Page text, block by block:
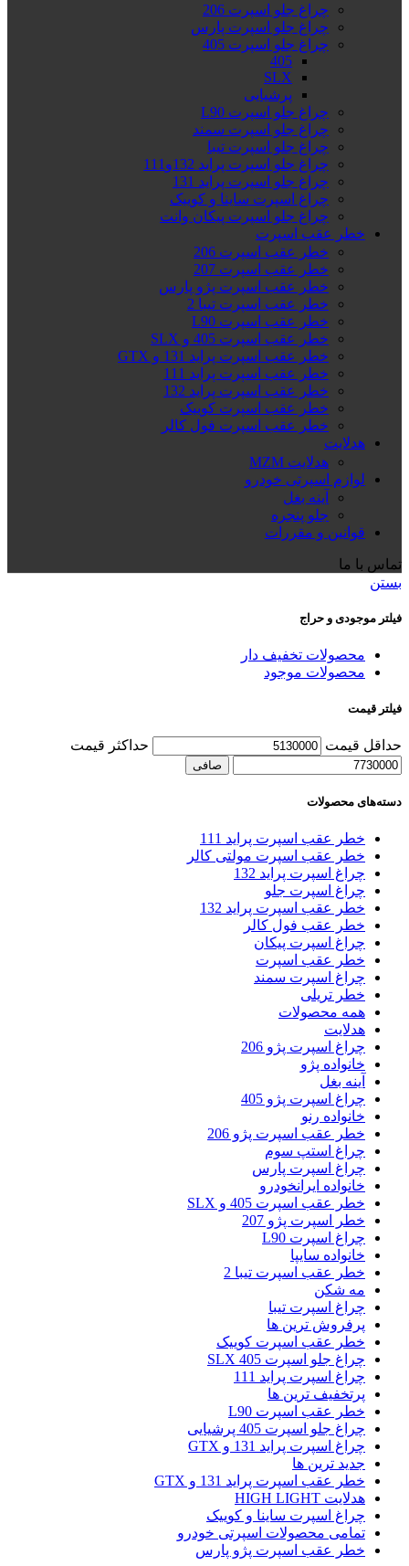
چراغ جلو اسپرت 206
چراغ جلو اسپرت پارس
چراغ جلو اسپرت 405
405
SLX
پرشیایی
چراغ جلو اسپرت L90
چراغ جلو اسپرت سمند
چراغ جلو اسپرت تیبا
چراغ جلو اسپرت پراید 132و111
چراغ جلو اسپرت پراید 131
چراغ اسپرت ساینا و کوییک
چراغ جلو اسپرت پیکان وانت
خطر عقب اسپرت
خطر عقب اسپرت 206
خطر عقب اسپرت 207
خطر عقب اسپرت پژو پارس
خطر عقب اسپرت تیبا 2
خطر عقب اسپرت L90
خطر عقب اسپرت 405 و SLX
خطر عقب اسپرت پراید 131 و GTX
خطر عقب اسپرت پراید 111
خطر عقب اسپرت پراید 132
خطر عقب اسپرت کوییک
خطر عقب اسپرت فول کالر
هدلایت
هدلایت MZM
لوازم اسپرتی خودرو
آینه بغل
جلو پنجره
قوانین و مقررات
تماس با ما
بستن
فیلتر موجودی و حراج
محصولات تخفیف دار
محصولات موجود
فیلتر قیمت
حداقل قیمت حداكثر قيمت
صافی
دسته‌های محصولات
خطر عقب اسپرت پراید 111
خطر عقب اسپرت مولتی کالر
چراغ اسپرت پراید 132
چراغ اسپرت جلو
خطر عقب اسپرت پراید 132
خطر عقب فول کالر
چراغ اسپرت پیکان
خطر عقب اسپرت
چراغ اسپرت سمند
خطر تریلی
همه محصولات
هدلایت
چراغ اسپرت پژو 206
خانواده پژو
آینه بغل
چراغ اسپرت پژو 405
خانواده رنو
خطر عقب اسپرت پژو 206
چراغ استپ سوم
چراغ اسپرت پارس
خانواده ایرانخودرو
خطر عقب اسپرت 405 و SLX
خطر اسپرت پژو 207
چراغ اسپرت L90
خانواده سایپا
خطر عقب اسپرت تیبا 2
مه شکن
چراغ اسپرت تیبا
پرفروش ترین ها
خطر عقب اسپرت کوییک
چراغ جلو اسپرت 405 SLX
چراغ اسپرت پراید 111
پرتخفیف ترین ها
خطر عقب اسپرت L90
چراغ جلو اسپرت 405 پرشیایی
چراغ اسپرت پراید 131 و GTX
جدید ترین ها
خطر عقب اسپرت پراید 131 و GTX
هدلایت HIGH LIGHT
چراغ اسپرت ساینا و کوییک
تمامی محصولات اسپرتی خودرو
خطر عقب اسپرت پژو پارس